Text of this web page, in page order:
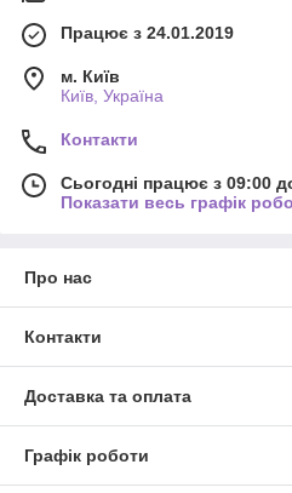
Працює з 24.01.2019
м. Київ
Київ, Україна
Контакти
Сьогодні працює з 09:00
Показати весь графік
Про нас
Контакти
Доставка та оплата
Графік роботи